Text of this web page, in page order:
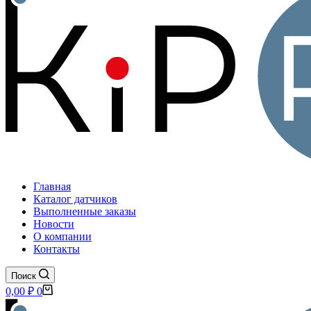
Главная
Каталог датчиков
Выполненные заказы
Новости
О компании
Контакты
Поиск
Корзина
0,00 ₽ 0